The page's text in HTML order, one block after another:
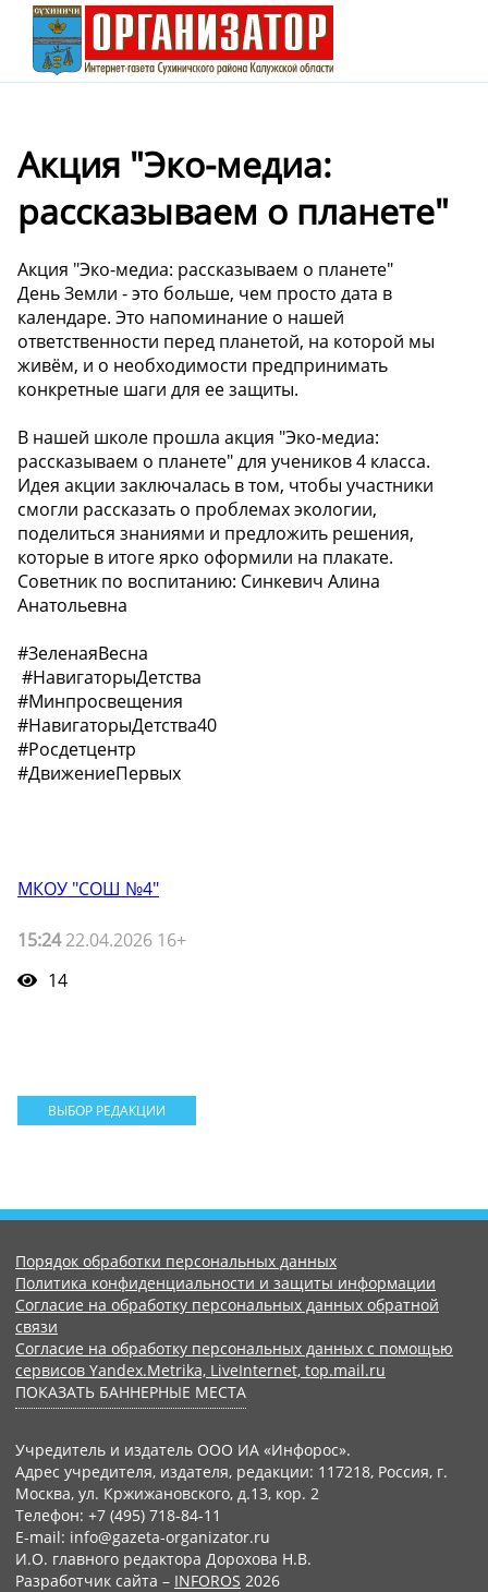
Акция "Эко-медиа:
рассказываем о планете"
Акция "Эко-медиа: рассказываем о планете"
День Земли - это больше, чем просто дата в
календаре. Это напоминание о нашей
ответственности перед планетой, на которой мы
живём, и о необходимости предпринимать
конкретные шаги для ее защиты.
В нашей школе прошла акция "Эко-медиа:
рассказываем о планете" для учеников 4 класса.
Идея акции заключалась в том, чтобы участники
смогли рассказать о проблемах экологии,
поделиться знаниями и предложить решения,
которые в итоге ярко оформили на плакате.
Советник по воспитанию: Синкевич Алина
Анатольевна
#ЗеленаяВесна
#НавигаторыДетства
#Минпросвещения
#НавигаторыДетства40
#Росдетцентр
#ДвижениеПервых
МКОУ "СОШ №4"
15:2422.04.2026 16+
14
ВЫБОР РЕДАКЦИИ
Порядок обработки персональных данных
Политика конфиденциальности и защиты информации
Согласие на обработку персональных данных обратной
связи
Согласие на обработку персональных данных с помощью
сервисов Yandex.Metrika, LiveInternet, top.mail.ru
ПОКАЗАТЬ БАННЕРНЫЕ МЕСТА
Учредитель и издатель ООО ИА «Инфорос».
Адрес учредителя, издателя, редакции: 117218, Россия, г.
Москва, ул. Кржижановского, д.13, кор. 2
Телефон: +7 (495) 718-84-11
E-mail: info@gazeta-organizator.ru
И.О. главного редактора Дорохова Н.В.
Разработчик сайта – INFOROS 2026